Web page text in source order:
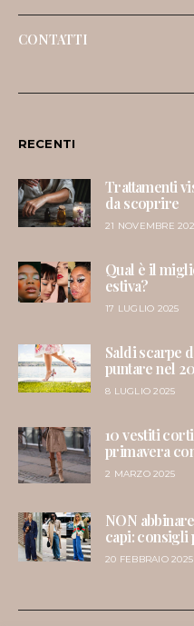
CONTATTI
RECENTI
Trattamenti
da scoprire
21 NOVEMBRE
Qual è il
estiva?
17 LUGLIO 2025
Saldi scarpe
puntare nel
8 LUGLIO 2025
10 vestiti
primavera
2 MARZO 2025
NON
capi: consigli
20 FEBBRAIO 2025